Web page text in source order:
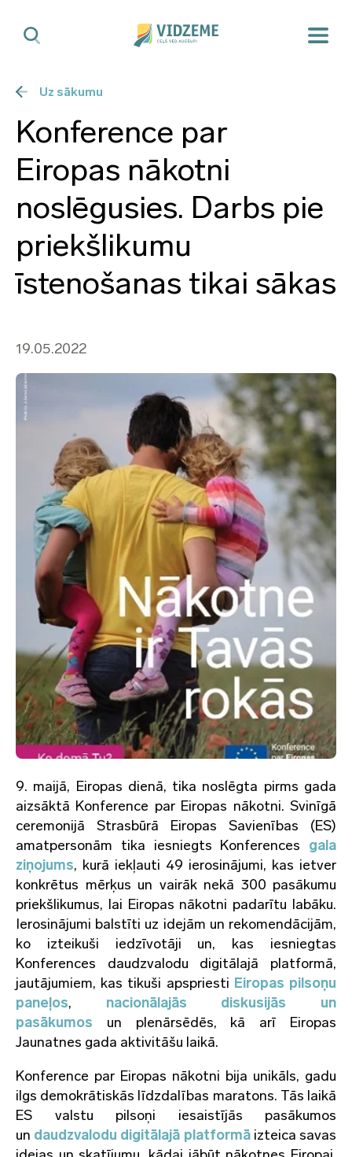
Uz sākumu
Konference par
Eiropas nākotni
noslēgusies. Darbs pie
priekšlikumu
īstenošanas tikai sākas
19.05.2022
9. maijā, Eiropas dienā, tika noslēgta pirms gada
aizsāktā Konference par Eiropas nākotni. Svinīgā
ceremonijā Strasbūrā Eiropas Savienības (ES)
amatpersonām tika iesniegts Konferences gala
ziņojums, kurā iekļauti 49 ierosinājumi, kas ietver
konkrētus mērķus un vairāk nekā 300 pasākumu
priekšlikumus, lai Eiropas nākotni padarītu labāku.
Ierosinājumi balstīti uz idejām un rekomendācijām,
ko izteikuši iedzīvotāji un, kas iesniegtas
Konferences daudzvalodu digitālajā platformā,
jautājumiem, kas tikuši apspriesti Eiropas pilsoņu
paneļos, nacionālajās diskusijās un
pasākumos un plenārsēdēs, kā arī Eiropas
Jaunatnes gada aktivitāšu laikā.
Konference par Eiropas nākotni bija unikāls, gadu
ilgs demokrātiskās līdzdalības maratons. Tās laikā
ES valstu pilsoņi iesaistījās pasākumos
un daudzvalodu digitālajā platformāizteica savas